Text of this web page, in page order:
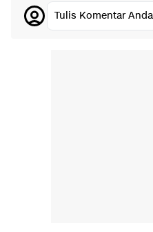
Tulis Komentar